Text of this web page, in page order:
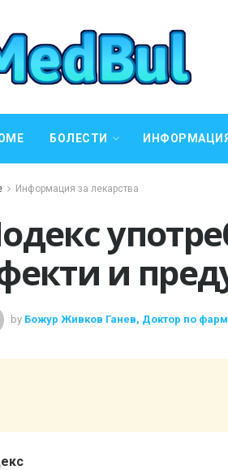
БОЛЕСТИ
Информация за лекарства
и
by Божур Живков Ганев, Доктор по